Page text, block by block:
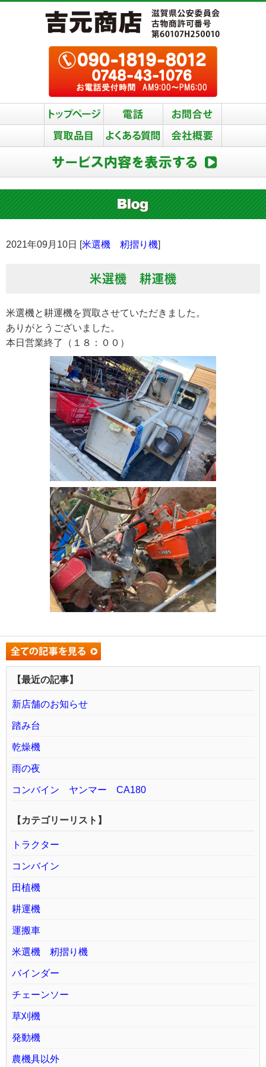
2021年09月10日 [米選機 籾摺り機]
米選機 耕運機
米選機と耕運機を買取させていただきました。
ありがとうございました。
本日営業終了（１８：００）
【最近の記事】
新店舗のお知らせ
踏み台
乾燥機
雨の夜
コンバイン ヤンマー CA180
【カテゴリーリスト】
トラクター
コンバイン
田植機
耕運機
運搬車
米選機 籾摺り機
バインダー
チェーンソー
草刈機
発動機
農機具以外